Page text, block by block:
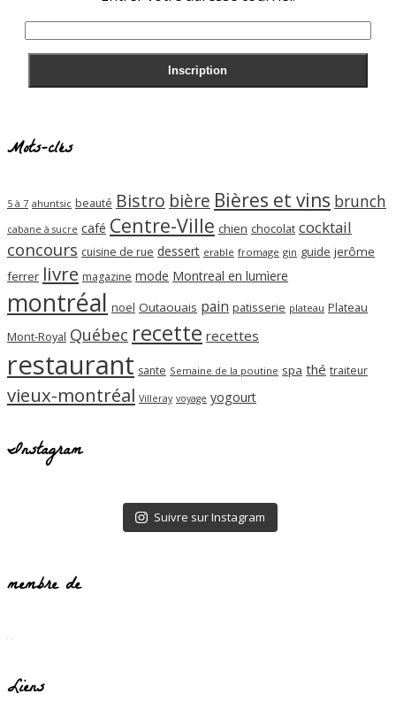
Mots-clés
5 à 7 ahuntsic beauté Bistro bière Bières et vins brunch
cabane à sucre café Centre-Ville chien chocolat cocktail
concours cuisine de rue dessert erable fromage gin guide jerôme
ferrer livre magazine mode Montreal en lumìere
montréal noel Outaouais pain patisserie plateau Plateau
Mont-Royal Québec recette recettes
restaurant sante Semaine de la poutine spa thé traiteur
vieux-montréal Villeray voyage yogourt
Instagram
Suivre sur Instagram
membre de
Liens